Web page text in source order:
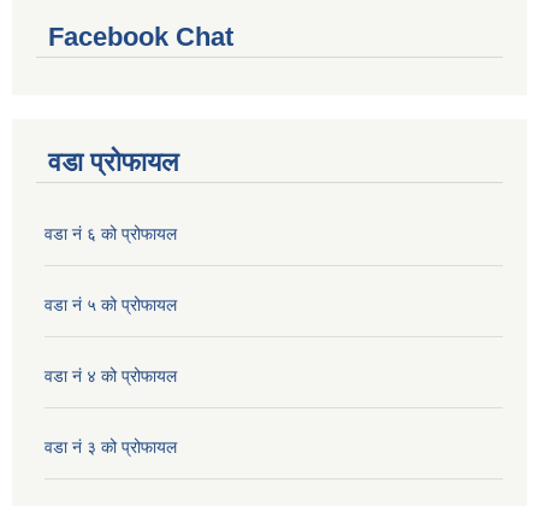
Facebook Chat
वडा प्रोफायल
वडा नं ६ को प्रोफायल
वडा नं ५ को प्रोफायल
वडा नं ४ को प्रोफायल
वडा नं ३ को प्रोफायल